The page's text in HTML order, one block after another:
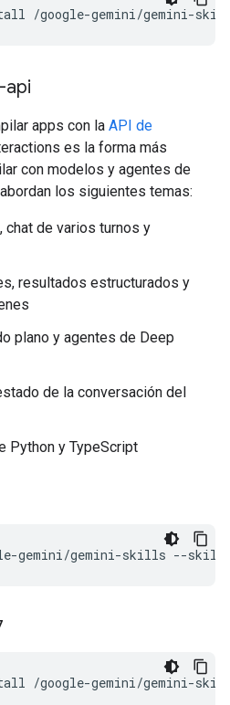
/google-gemini/gemini-
api
apps con la API de
es la forma más
con modelos y agentes de
los siguientes temas:
chat de varios turnos y
resultados estructurados y
plano y agentes de Deep
de la conversación del
Python y TypeScript
gemini/gemini-skills --skill
/google-gemini/gemini-